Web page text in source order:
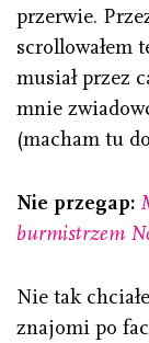
przerwie.
scrollowałem
musiał przez
mnie
(macham tu
Nie przegap:
burmistrzem
Nie tak
znajomi po